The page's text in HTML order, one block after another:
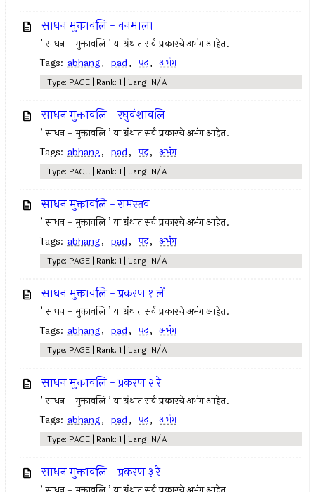
साधन मुक्तावलि - वनमाला
’ साधन - मुक्तावलि ’ या ग्रंथात सर्व प्रकारचे अभंग आहेत.
Tags: abhang, pad, पद, अभंग
Type: PAGE | Rank: 1 | Lang: N/A
साधन मुक्तावलि - रघुवंशावलि
’ साधन - मुक्तावलि ’ या ग्रंथात सर्व प्रकारचे अभंग आहेत.
Tags: abhang, pad, पद, अभंग
Type: PAGE | Rank: 1 | Lang: N/A
साधन मुक्तावलि - रामस्तव
’ साधन - मुक्तावलि ’ या ग्रंथात सर्व प्रकारचे अभंग आहेत.
Tags: abhang, pad, पद, अभंग
Type: PAGE | Rank: 1 | Lang: N/A
साधन मुक्तावलि - प्रकरण १ लें
’ साधन - मुक्तावलि ’ या ग्रंथात सर्व प्रकारचे अभंग आहेत.
Tags: abhang, pad, पद, अभंग
Type: PAGE | Rank: 1 | Lang: N/A
साधन मुक्तावलि - प्रकरण २ रे
’ साधन - मुक्तावलि ’ या ग्रंथात सर्व प्रकारचे अभंग आहेत.
Tags: abhang, pad, पद, अभंग
Type: PAGE | Rank: 1 | Lang: N/A
साधन मुक्तावलि - प्रकरण ३ रे